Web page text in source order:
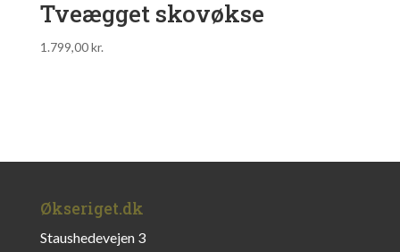
Tveægget skovøkse
1.799,00kr.
Økseriget.dk
Staushedevejen 3